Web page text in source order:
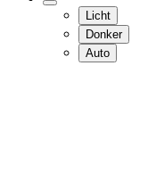
Licht
Donker
Auto